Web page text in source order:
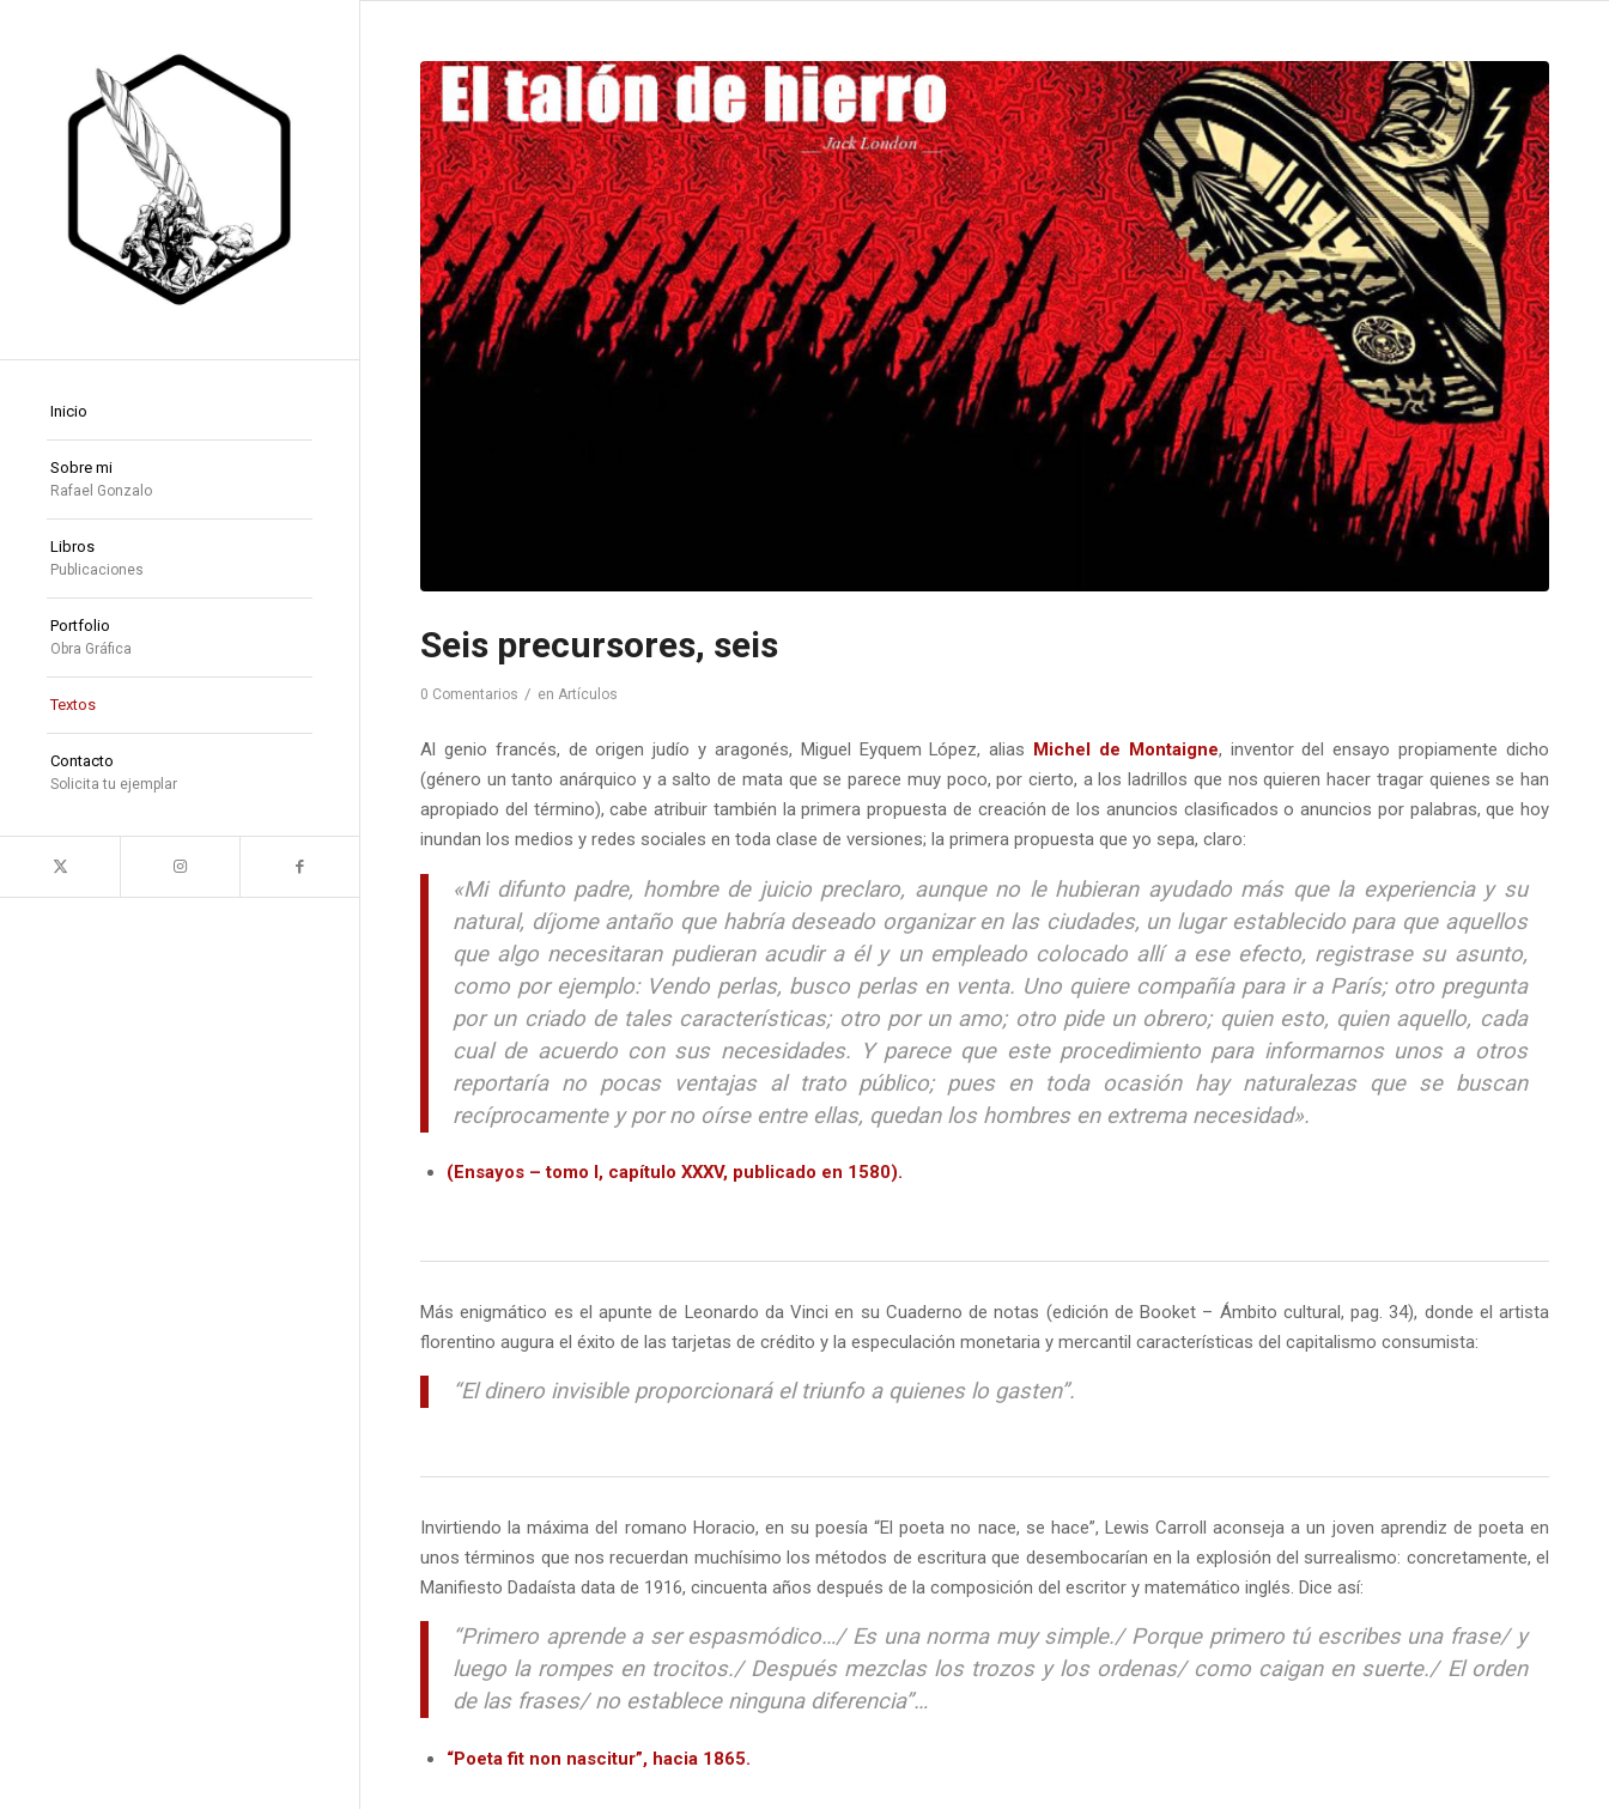
Inicio
Sobre mi
Rafael Gonzalo
Libros
Publicaciones
Portfolio
Obra Gráfica
Textos
Contacto
Solicita tu ejemplar
Seis precursores, seis
0 Comentarios / en Artículos
Al genio francés, de origen judío y aragonés, Miguel Eyquem López, alias Michel de Montaigne, inventor del ensayo propiamente dicho
(género un tanto anárquico y a salto de mata que se parece muy poco, por cierto, a los ladrillos que nos quieren hacer tragar quienes se han
apropiado del término), cabe atribuir también la primera propuesta de creación de los anuncios clasificados o anuncios por palabras, que hoy
inundan los medios y redes sociales en toda clase de versiones; la primera propuesta que yo sepa, claro:
«Mi difunto padre, hombre de juicio preclaro, aunque no le hubieran ayudado más que la experiencia y su
natural, díjome antaño que habría deseado organizar en las ciudades, un lugar establecido para que aquellos
que algo necesitaran pudieran acudir a él y un empleado colocado allí a ese efecto, registrase su asunto,
como por ejemplo: Vendo perlas, busco perlas en venta. Uno quiere compañía para ir a París; otro pregunta
por un criado de tales características; otro por un amo; otro pide un obrero; quien esto, quien aquello, cada
cual de acuerdo con sus necesidades. Y parece que este procedimiento para informarnos unos a otros
reportaría no pocas ventajas al trato público; pues en toda ocasión hay naturalezas que se buscan
recíprocamente y por no oírse entre ellas, quedan los hombres en extrema necesidad».
(Ensayos – tomo I, capítulo XXXV, publicado en 1580).
Más enigmático es el apunte de Leonardo da Vinci en su Cuaderno de notas (edición de Booket – Ámbito cultural, pag. 34), donde el artista
florentino augura el éxito de las tarjetas de crédito y la especulación monetaria y mercantil características del capitalismo consumista:
“El dinero invisible proporcionará el triunfo a quienes lo gasten”.
Invirtiendo la máxima del romano Horacio, en su poesía “El poeta no nace, se hace”, Lewis Carroll aconseja a un joven aprendiz de poeta en
unos términos que nos recuerdan muchísimo los métodos de escritura que desembocarían en la explosión del surrealismo: concretamente, el
Manifiesto Dadaísta data de 1916, cincuenta años después de la composición del escritor y matemático inglés. Dice así:
“Primero aprende a ser espasmódico…/ Es una norma muy simple./ Porque primero tú escribes una frase/ y
luego la rompes en trocitos./ Después mezclas los trozos y los ordenas/ como caigan en suerte./ El orden
de las frases/ no establece ninguna diferencia”…
“Poeta fit non nascitur”, hacia 1865.